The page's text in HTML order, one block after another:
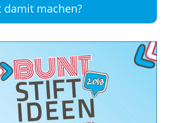
damit machen?